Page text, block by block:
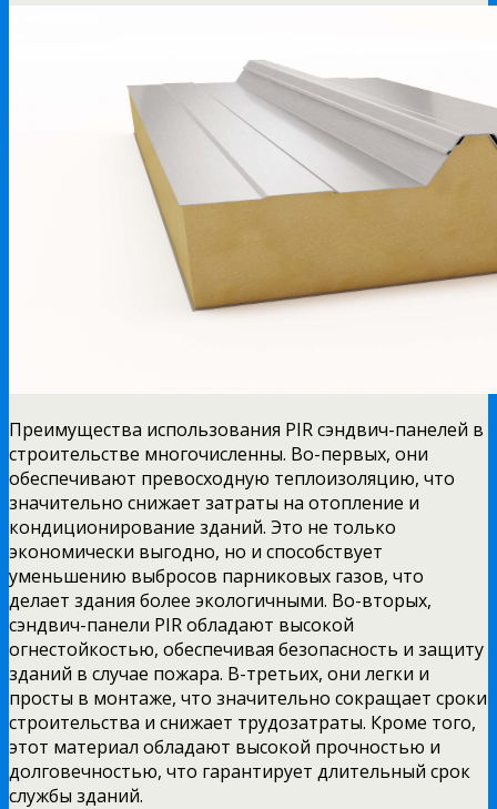
Преимущества использования PIR сэндвич-панелей в
строительстве многочисленны. Во-первых, они
обеспечивают превосходную теплоизоляцию, что
значительно снижает затраты на отопление и
кондиционирование зданий. Это не только
экономически выгодно, но и способствует
уменьшению выбросов парниковых газов, что
делает здания более экологичными. Во-вторых,
сэндвич-панели PIR обладают высокой
огнестойкостью, обеспечивая безопасность и защиту
зданий в случае пожара. В-третьих, они легки и
просты в монтаже, что значительно сокращает сроки
строительства и снижает трудозатраты. Кроме того,
этот материал обладают высокой прочностью и
долговечностью, что гарантирует длительный срок
службы зданий.